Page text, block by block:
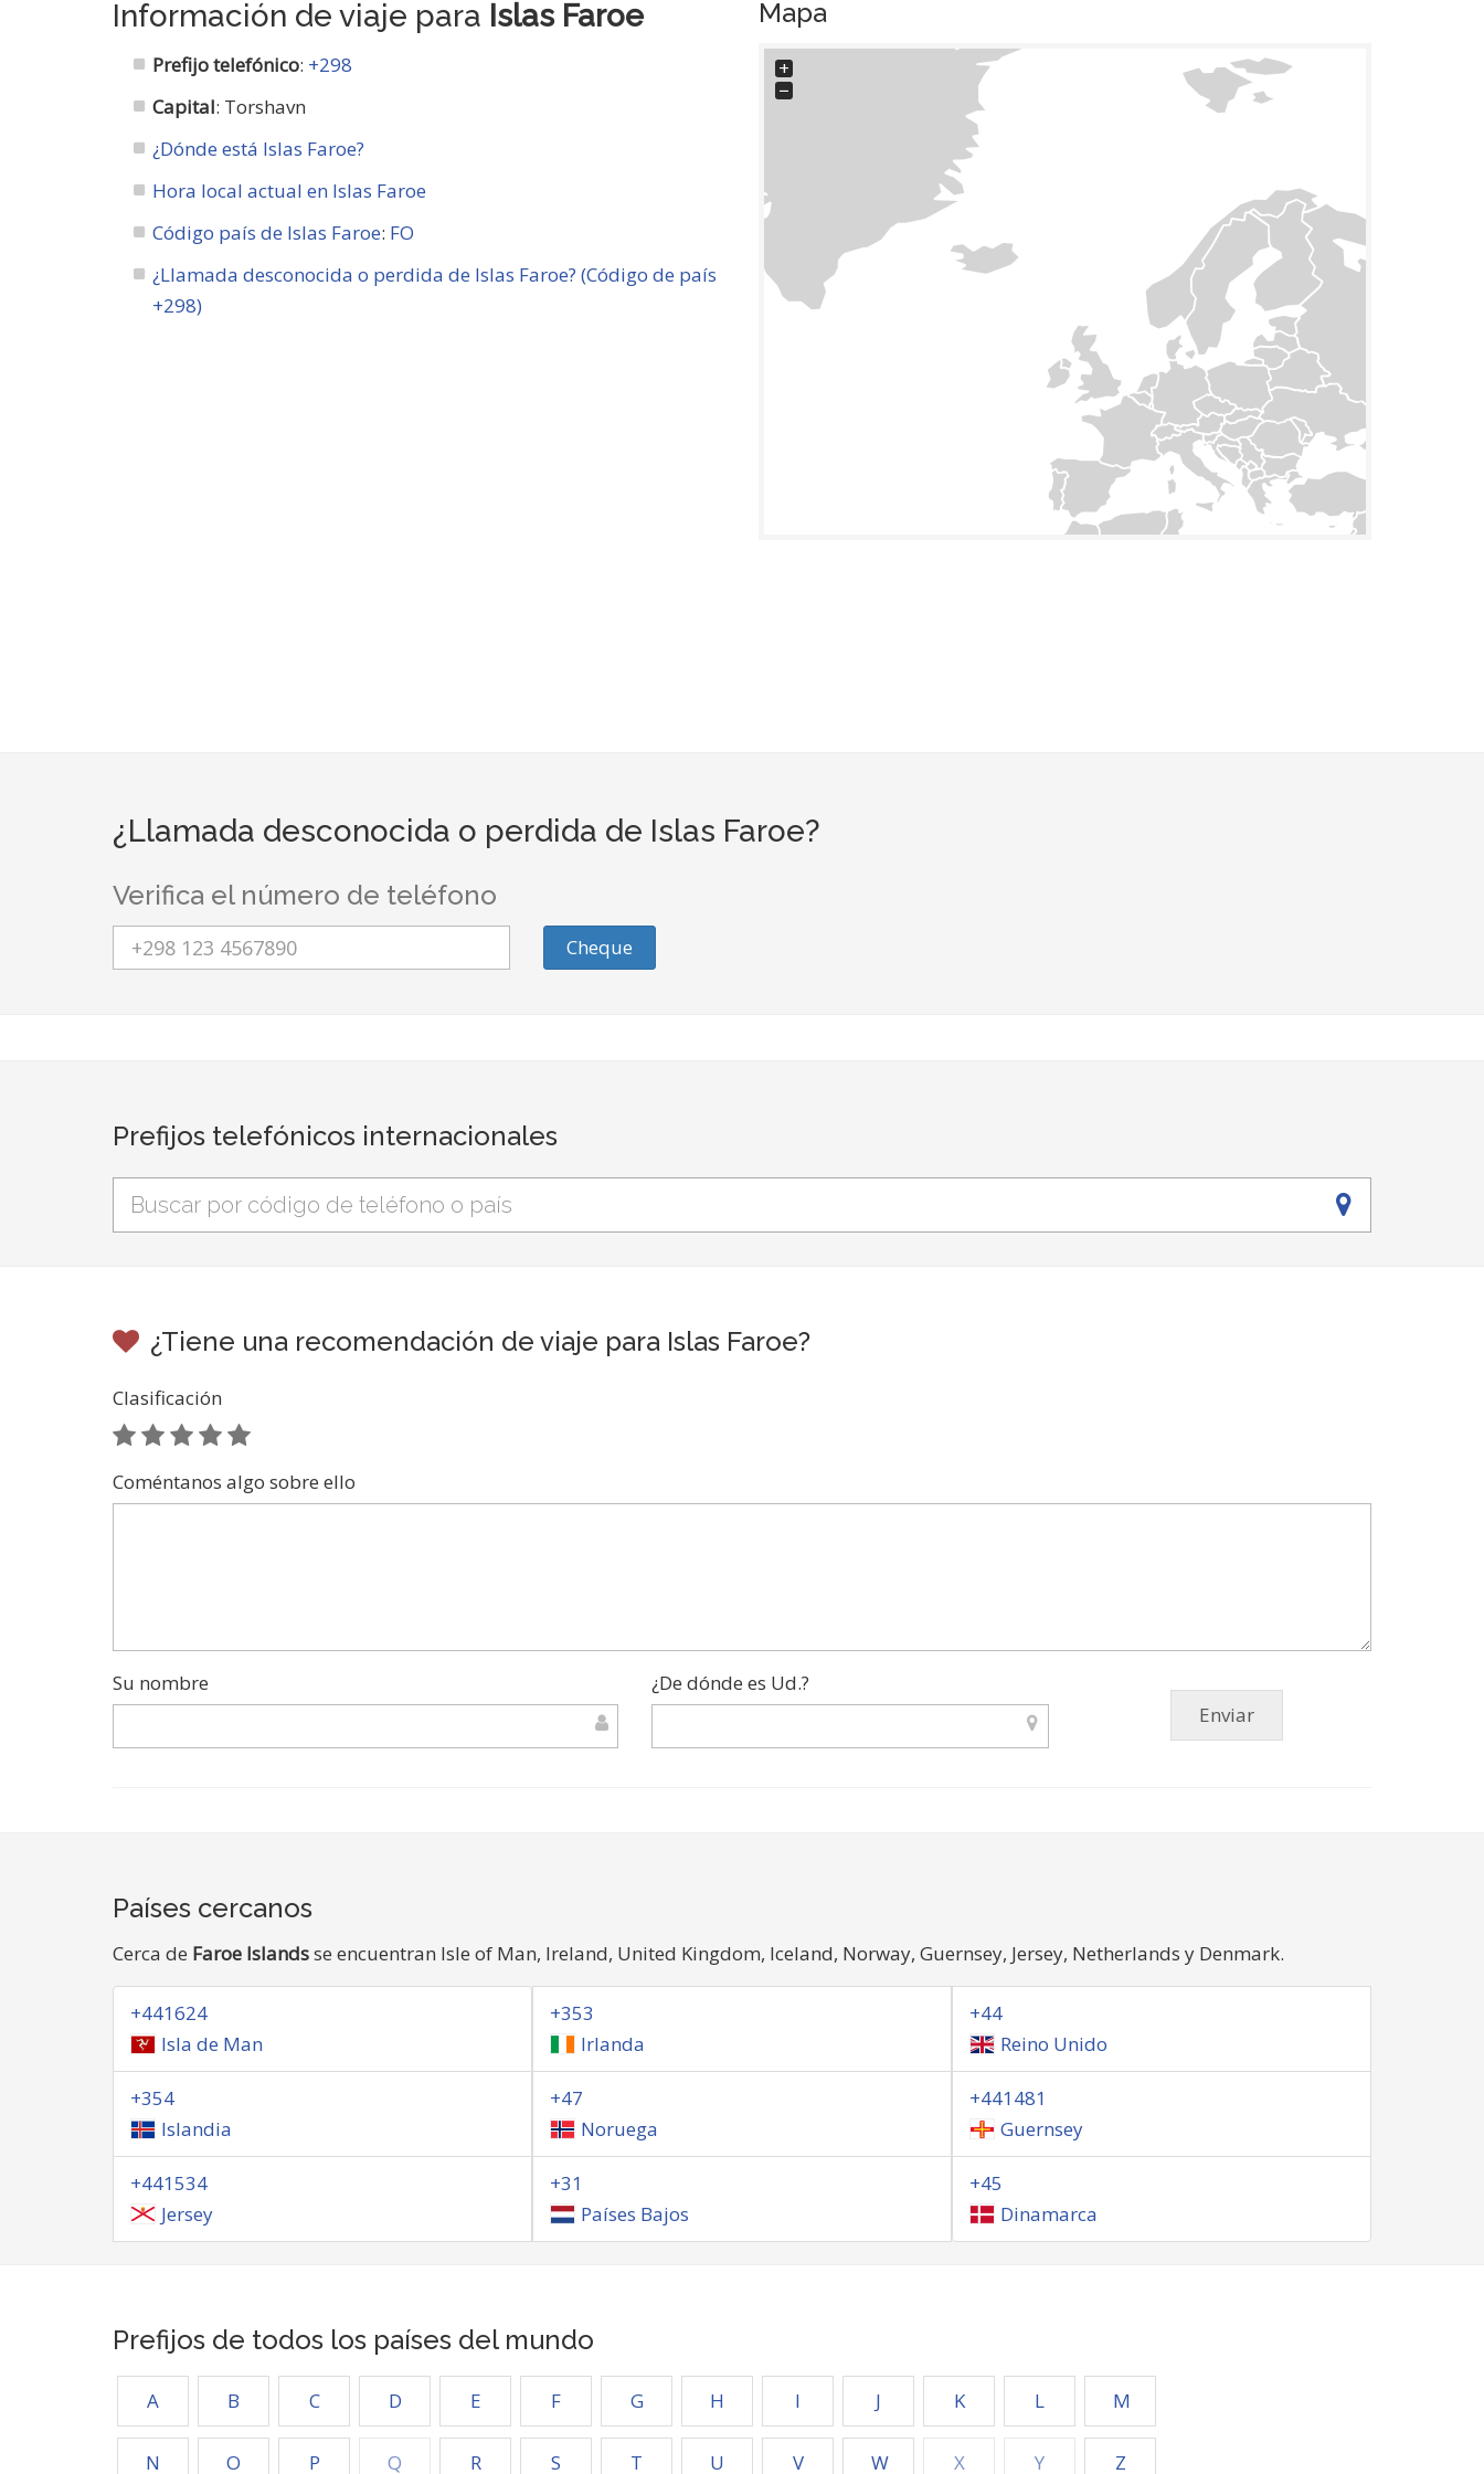
Información de viaje para Islas Faroe
Prefijo telefónico: +298
Capital: Torshavn
¿Dónde está Islas Faroe?
Hora local actual en Islas Faroe
Código país de Islas Faroe: FO
¿Llamada desconocida o perdida de Islas Faroe? (Código de país
+298)
Mapa
+
−
¿Llamada desconocida o perdida de Islas Faroe?
Verifica el número de teléfono
Cheque
Prefijos telefónicos internacionales
¿Tiene una recomendación de viaje para Islas Faroe?
Clasificación
Coméntanos algo sobre ello
Su nombre ¿De dónde es Ud.?
Países cercanos
Cerca de Faroe Islandsse encuentran Isle of Man, Ireland, United Kingdom, Iceland, Norway, Guernsey, Jersey, Netherlands y Denmark.
+441624
Isla de Man
+353
Irlanda
+44
Reino Unido
+354
Islandia
+47
Noruega
+441481
Guernsey
+441534
Jersey
+31
Países Bajos
+45
Dinamarca
Prefijos de todos los países del mundo
A B C D E F G H I J K L M
N O P Q R S T U V W X Y Z